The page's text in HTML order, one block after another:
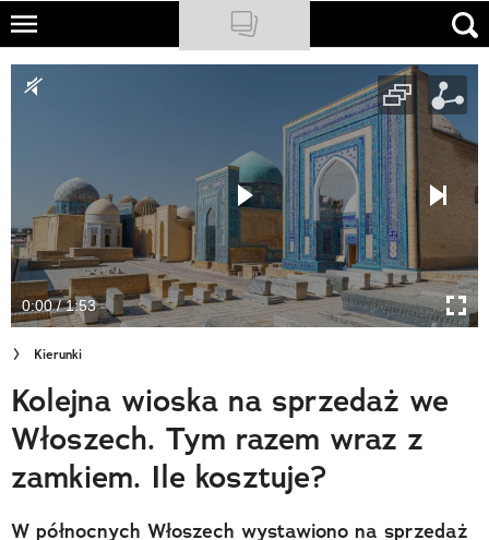
Skip
main
NATIONAL GEOGRAPHIC
Sklep
Newsletter
Cuda Polski
Wielki Konkurs Fotograficzny
Trendbook Podróżniczy
Polecane
0:00 / 1:53
Kierunki
Kolejna wioska na sprzedaż we
Włoszech. Tym razem wraz z
zamkiem. Ile kosztuje?
W północnych Włoszech wystawiono na sprzedaż